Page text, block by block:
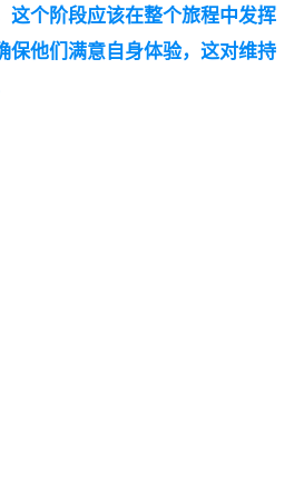
这个阶段应该在整个旅程中发挥
保他们满意自身体验，这对维持